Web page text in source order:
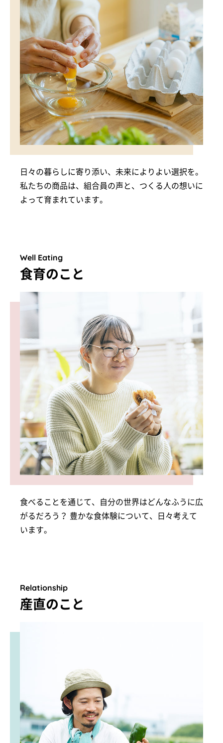
日々の暮らしに寄り添い、未来によりよい選択を。
私たちの商品は、組合員の声と、つくる人の想いに
よって育まれています。
Well Eating
食育のこと
食べることを通じて、自分の世界はどんなふうに広
がるだろう？ 豊かな食体験について、日々考えて
います。
Relationship
産直のこと